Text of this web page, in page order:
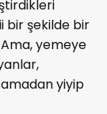
bir şekilde bir
yemeye
yiyip